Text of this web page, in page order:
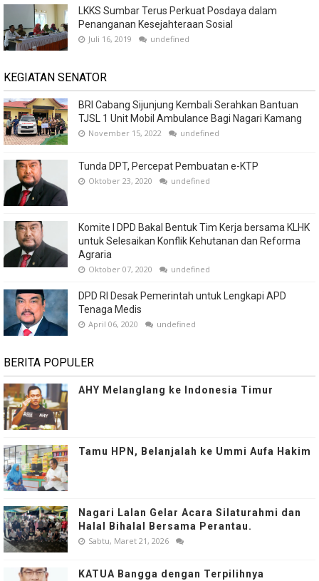
LKKS Sumbar Terus Perkuat Posdaya dalam
Penanganan Kesejahteraan Sosial
Juli 16, 2019 undefined
KEGIATAN SENATOR
BRI Cabang Sijunjung Kembali Serahkan Bantuan
TJSL 1 Unit Mobil Ambulance Bagi Nagari Kamang
November 15, 2022 undefined
Tunda DPT, Percepat Pembuatan e-KTP
Oktober 23, 2020 undefined
Komite I DPD Bakal Bentuk Tim Kerja bersama KLHK
untuk Selesaikan Konflik Kehutanan dan Reforma
Agraria
Oktober 07, 2020 undefined
DPD RI Desak Pemerintah untuk Lengkapi APD
Tenaga Medis
April 06, 2020 undefined
BERITA POPULER
AHY Melanglang ke Indonesia Timur
Tamu HPN, Belanjalah ke Ummi Aufa Hakim
Nagari Lalan Gelar Acara Silaturahmi dan
Halal Bihalal Bersama Perantau.
Sabtu, Maret 21, 2026
KATUA Bangga dengan Terpilihnya